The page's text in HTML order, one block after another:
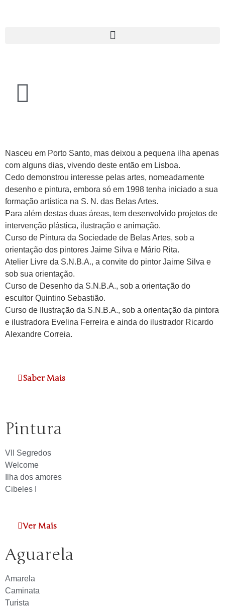
Nasceu em Porto Santo, mas deixou a pequena ilha apenas
com alguns dias, vivendo deste então em Lisboa.
Cedo demonstrou interesse pelas artes, nomeadamente
desenho e pintura, embora só em 1998 tenha iniciado a sua
formação artística na S. N. das Belas Artes.
Para além destas duas áreas, tem desenvolvido projetos de
intervenção plástica, ilustração e animação.
Curso de Pintura da Sociedade de Belas Artes, sob a
orientação dos pintores Jaime Silva e Mário Rita.
Atelier Livre da S.N.B.A., a convite do pintor Jaime Silva e
sob sua orientação.
Curso de Desenho da S.N.B.A., sob a orientação do
escultor Quintino Sebastião.
Curso de Ilustração da S.N.B.A., sob a orientação da pintora
e ilustradora Evelina Ferreira e ainda do ilustrador Ricardo
Alexandre Correia.
Saber Mais
Pintura
VII Segredos
Welcome
Ilha dos amores
Cibeles I
Ver Mais
Aguarela
Amarela
Caminata
Turista